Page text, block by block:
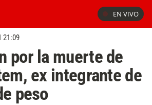
EN VIVO
21:09
por la muerte de
ex integrante de
peso